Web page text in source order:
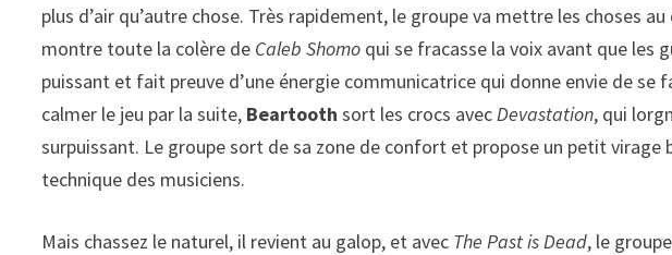
plus d’air qu’autre chose. Très rapidement, le groupe va mettre les choses
montre toute la colère de Caleb Shomo qui se fracasse la voix avant que
puissant et fait preuve d’une énergie communicatrice qui donne envie de
calmer le jeu par la suite, Beartooth sort les crocs avecDevastation, qui
surpuissant. Le groupe sort de sa zone de confort et propose un petit
technique des musiciens.
Mais chassez le naturel, il revient au galop, et avec The Past is Dead, le